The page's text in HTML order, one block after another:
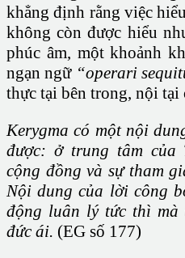
khẳng định rằng việc
không còn được hiểu
phúc âm, một khoảnh
ngạn ngữ “operari
thực tại bên trong, nội tại
Kerygma có một nội
được: ở trung tâm của
cộng đồng và sự tham
Nội dung của lời công
động luân lý tức thì mà
đức ái. (EG số 177)